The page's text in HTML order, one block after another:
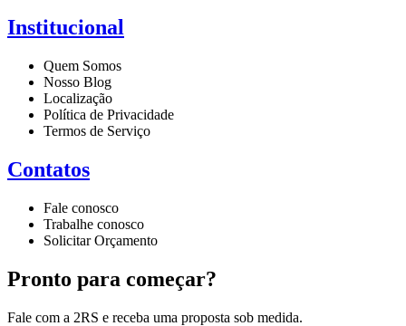
Institucional
Quem Somos
Nosso Blog
Localização
Política de Privacidade
Termos de Serviço
Contatos
Fale conosco
Trabalhe conosco
Solicitar Orçamento
Pronto para começar?
Fale com a 2RS e receba uma proposta sob medida.